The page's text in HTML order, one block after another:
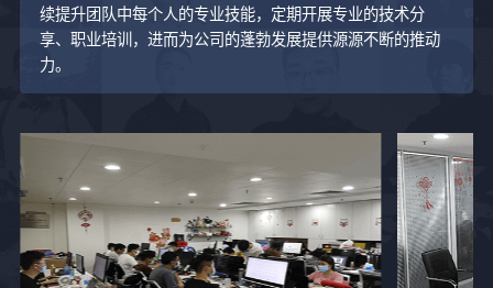
续提升团队中每个人的专业技能，定期开展专业的技术分
享、职业培训，进而为公司的蓬勃发展提供源源不断的推动
力。